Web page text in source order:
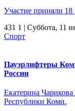
Участие приняли
431 1 | Суббота, 11
Спорт
Пауэрлифтеры
России
Екатерина Чарикова
Республики Коми.